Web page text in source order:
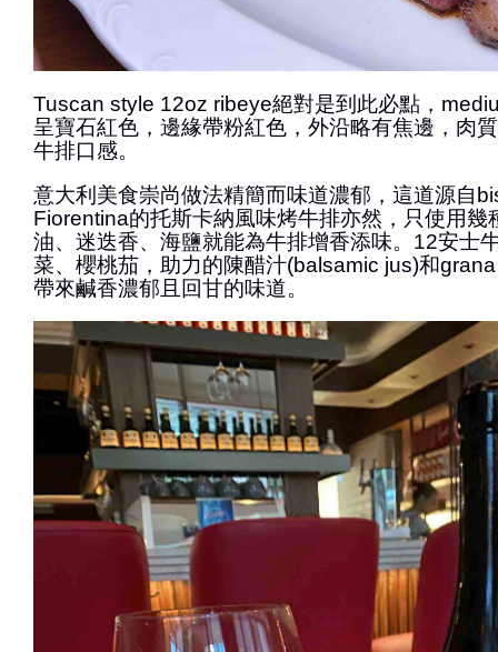
Tuscan style 12oz ribeye絕對是到此必點，
呈寶石紅色，邊緣帶粉紅色，外沿略有焦邊，肉
牛排口感。
意大利美食崇尚做法精簡而味道濃郁，這道源自
Fiorentina的托斯卡納風味烤牛排亦然，只使用幾
油、迷迭香、海鹽就能為牛排增香添味。12安士
菜、櫻桃茄，助力的陳醋汁(balsamic jus)和
帶來鹹香濃郁且回甘的味道。